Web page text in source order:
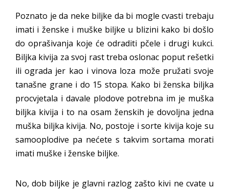
Poznato je da neke biljke da bi mogle cvasti trebaju
imati i ženske i muške biljke u blizini kako bi došlo
do oprašivanja koje će odraditi pčele i drugi kukci.
Biljka kivija za svoj rast treba oslonac poput rešetki
ili ograda jer kao i vinova loza može pružati svoje
tanašne grane i do 15 stopa. Kako bi ženska biljka
procvjetala i davale plodove potrebna im je muška
biljka kivija i to na osam ženskih je dovoljna jedna
muška biljka kivija. No, postoje i sorte kivija koje su
samooplodive pa nećete s takvim sortama morati
imati muške i ženske biljke.
No, dob biljke je glavni razlog zašto kivi ne cvate u